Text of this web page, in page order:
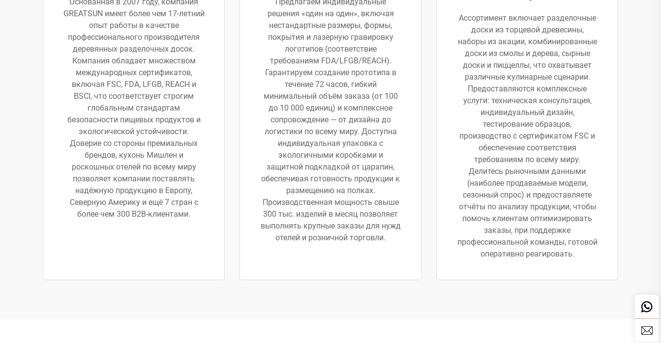
GREATSUN имеет более чем 17-летний
опыт работы в качестве
профессионального производителя
деревянных разделочных досок.
Компания обладает множеством
международных сертификатов,
включая FSC, FDA, LFGB, REACH и
BSCI, что соответствует строгим
глобальным стандартам
безопасности пищевых продуктов и
экологической устойчивости.
Доверие со стороны премиальных
брендов, кухонь Мишлен и
роскошных отелей по всему миру
позволяет компании поставлять
надёжную продукцию в Европу,
Северную Америку и ещё 7 стран с
более чем 300 B2B-клиентами.
решения «один на один», включая
нестандартные размеры, формы,
покрытия и лазерную гравировку
логотипов (соответствие
требованиям FDA/LFGB/REACH).
Гарантируем создание прототипа в
течение 72 часов, гибкий
минимальный объём заказа (от 100
до 10 000 единиц) и комплексное
сопровождение — от дизайна до
логистики по всему миру. Доступна
индивидуальная упаковка с
экологичными коробками и
защитной подкладкой от царапин,
обеспечивая готовность продукции к
размещению на полках.
Производственная мощность свыше
300 тыс. изделий в месяц позволяет
выполнять крупные заказы для нужд
отелей и розничной торговли.
Ассортимент включает разделочные
доски из торцевой древесины,
наборы из акации, комбинированные
доски из смолы и дерева, сырные
доски и пиццеллы, что охватывает
различные кулинарные сценарии.
Предоставляются комплексные
услуги: техническая консультация,
индивидуальный дизайн,
тестирование образцов,
производство с сертификатом FSC и
обеспечение соответствия
требованиям по всему миру.
Делитесь рыночными данными
(наиболее продаваемые модели,
сезонный спрос) и предоставляете
отчёты по анализу продукции, чтобы
помочь клиентам оптимизировать
заказы, при поддержке
профессиональной команды, готовой
оперативно реагировать.